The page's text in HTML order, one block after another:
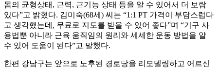
몸의 균형상태, 근력, 근기능 상태 등을 알 수 있어서 더 보람
있다”고 밝혔다. 김미숙(68세) 씨는 “1:1 PT 가격이 부담스럽다
고 생각했는데, 무료로 지도를 받을 수 있어 좋다”며 “기구 사
용법뿐 아니라 근육 움직임의 원리와 세세한 운동 방법을 알
수 있어 도움이 된다”고 말했다.
한편 강남구는 앞으로 노후된 경로당을 리모델링하고 어르신